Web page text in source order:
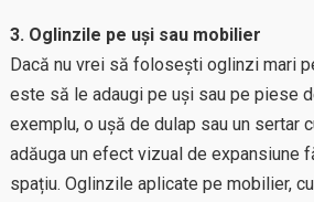
3. Oglinzile pe uși sau mobilier
Dacă nu vrei să folosești oglinzi mari
este să le adaugi pe uși sau pe piese
exemplu, o ușă de dulap sau un sertar
adăuga un efect vizual de expansiune
spațiu. Oglinzile aplicate pe mobilier,